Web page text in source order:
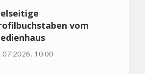
vom
10:00